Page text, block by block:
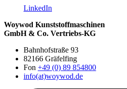
LinkedIn
Woywod Kunststoffmaschinen
GmbH & Co. Vertriebs-KG
Bahnhofstraße 93
82166 Gräfelfing
Fon +49 (0) 89 854800
info(at)woywod.de